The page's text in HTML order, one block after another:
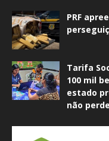
PRF
Tarifa
100 mil
estado
não